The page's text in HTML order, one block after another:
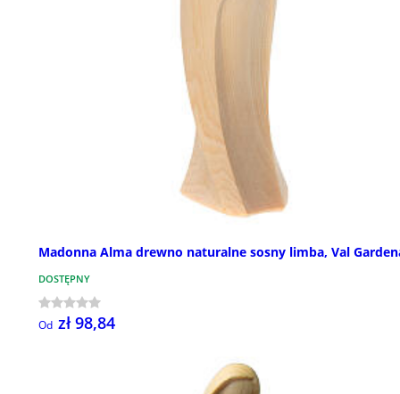
Madonna Alma drewno naturalne sosny limba, Val
DOSTĘPNY
Od zł 98,84